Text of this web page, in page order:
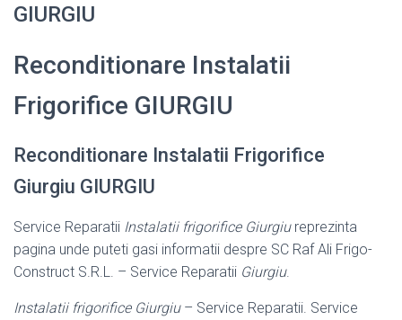
GIURGIU
Reconditionare Instalatii
Frigorifice GIURGIU
Reconditionare Instalatii Frigorifice
Giurgiu GIURGIU
Service Reparatii Instalatii frigorifice Giurgiureprezinta
pagina unde puteti gasi informatii despre SC Raf Ali Frigo-
Construct S.R.L. – Service Reparatii Giurgiu.
Instalatii frigorifice Giurgiu– Service Reparatii. Service